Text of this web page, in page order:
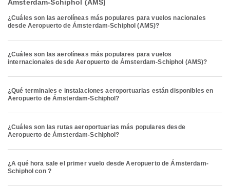
Ámsterdam-Schiphol (AMS)
¿Cuáles son las aerolíneas más populares para vuelos nacionales
desde Aeropuerto de Ámsterdam-Schiphol (AMS)?
¿Cuáles son las aerolíneas más populares para vuelos
internacionales desde Aeropuerto de Ámsterdam-Schiphol (AMS)?
¿Qué terminales e instalaciones aeroportuarias están disponibles en
Aeropuerto de Ámsterdam-Schiphol?
¿Cuáles son las rutas aeroportuarias más populares desde
Aeropuerto de Ámsterdam-Schiphol?
¿A qué hora sale el primer vuelo desde Aeropuerto de Ámsterdam-
Schiphol con ?